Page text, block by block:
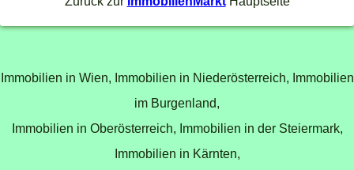
Immobilien in Wien, Immobilien in Niederösterreich, Immobilien
im Burgenland,
Immobilien in Oberösterreich, Immobilien in der Steiermark,
Immobilien in Kärnten,